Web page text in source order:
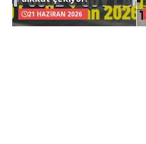
21 HAZIRAN 2026